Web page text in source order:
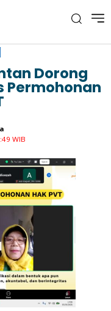
Dorong
Permohonan
WIB